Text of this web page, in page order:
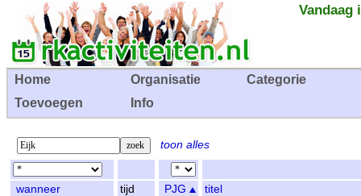
Vandaag
Home Organisatie
Categorie
Toevoegen
Info
toon alles
wanneer tijd PJG
titel